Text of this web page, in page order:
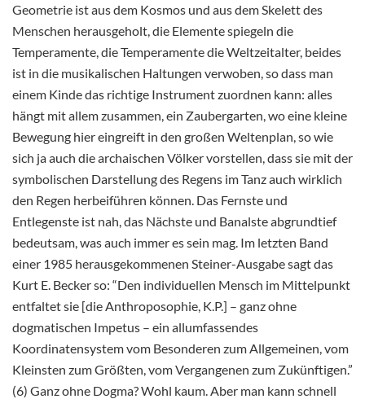
Geometrie ist aus dem Kosmos und aus dem Skelett des
Menschen herausgeholt, die Elemente spiegeln die
Temperamente, die Temperamente die Weltzeitalter, beides
ist in die musikalischen Haltungen verwoben, so dass man
einem Kinde das richtige Instrument zuordnen kann: alles
hängt mit allem zusammen, ein Zaubergarten, wo eine kleine
Bewegung hier eingreift in den großen Weltenplan, so wie
sich ja auch die archaischen Völker vorstellen, dass sie mit der
symbolischen Darstellung des Regens im Tanz auch wirklich
den Regen herbeiführen können. Das Fernste und
Entlegenste ist nah, das Nächste und Banalste abgrundtief
bedeutsam, was auch immer es sein mag. Im letzten Band
einer 1985 herausgekommenen Steiner-Ausgabe sagt das
Kurt E. Becker so: “Den individuellen Mensch im Mittelpunkt
entfaltet sie [die Anthroposophie, K.P.] – ganz ohne
dogmatischen Impetus – ein allumfassendes
Koordinatensystem vom Besonderen zum Allgemeinen, vom
Kleinsten zum Größten, vom Vergangenen zum Zukünftigen.”
(6) Ganz ohne Dogma? Wohl kaum. Aber man kann schnell